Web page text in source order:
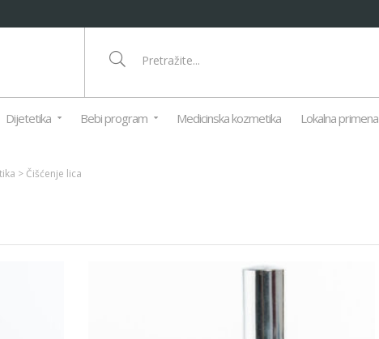
Dijetetika Bebi program Medicinska kozmetika Lokalna primena
> Čišćenje lica